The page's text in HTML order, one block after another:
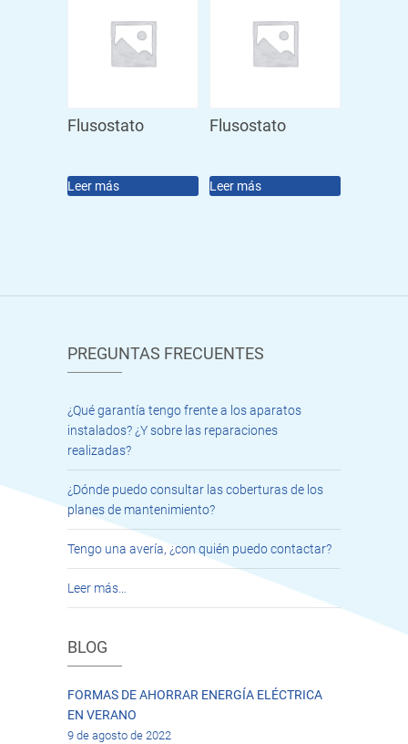
Flusostato
Leer más
Flusostato
Leer más
PREGUNTAS FRECUENTES
¿Qué garantía tengo frente a los aparatos
instalados? ¿Y sobre las reparaciones
realizadas?
¿Dónde puedo consultar las coberturas de los
planes de mantenimiento?
Tengo una avería, ¿con quién puedo contactar?
Leer más…
BLOG
FORMAS DE AHORRAR ENERGÍA ELÉCTRICA
EN VERANO
9 de agosto de 2022